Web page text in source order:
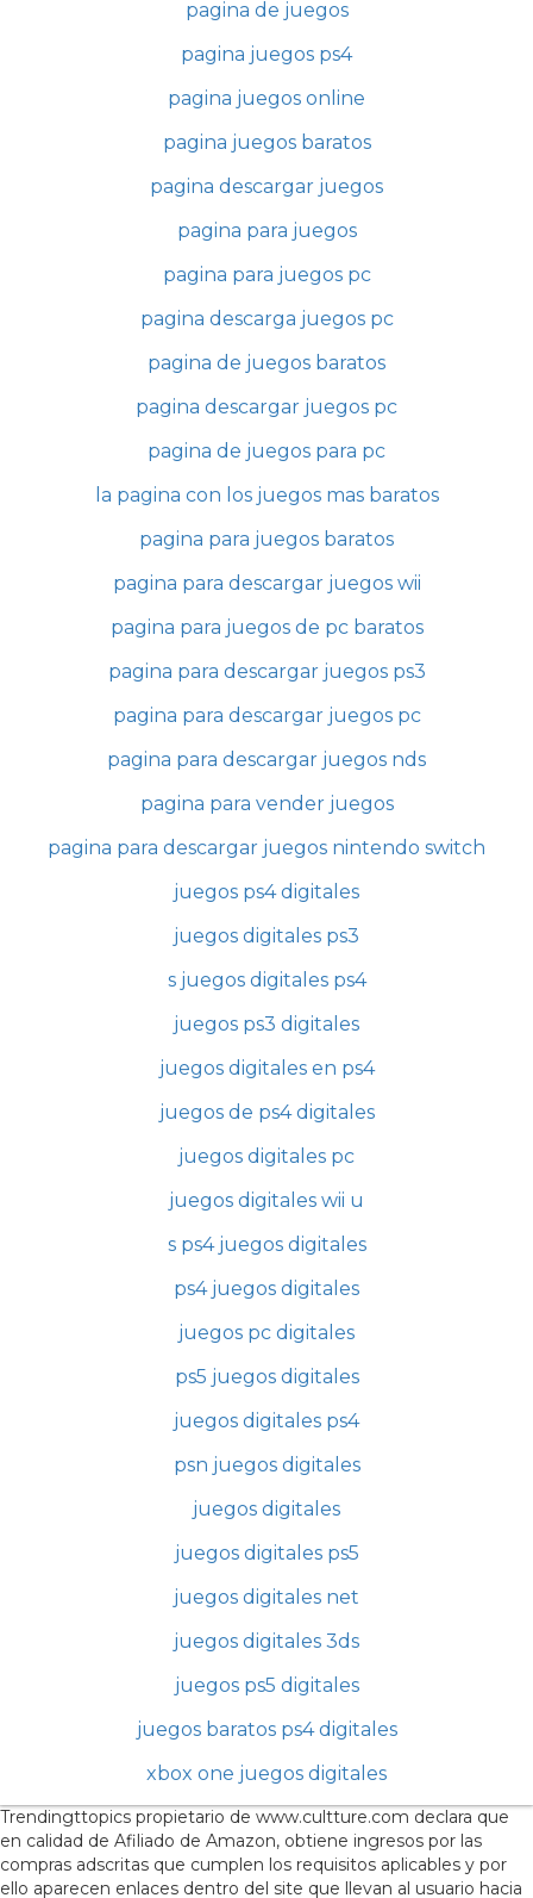
pagina de juegos
pagina juegos ps4
pagina juegos online
pagina juegos baratos
pagina descargar juegos
pagina para juegos
pagina para juegos pc
pagina descarga juegos pc
pagina de juegos baratos
pagina descargar juegos pc
pagina de juegos para pc
la pagina con los juegos mas baratos
pagina para juegos baratos
pagina para descargar juegos wii
pagina para juegos de pc baratos
pagina para descargar juegos ps3
pagina para descargar juegos pc
pagina para descargar juegos nds
pagina para vender juegos
pagina para descargar juegos nintendo switch
juegos ps4 digitales
juegos digitales ps3
s juegos digitales ps4
juegos ps3 digitales
juegos digitales en ps4
juegos de ps4 digitales
juegos digitales pc
juegos digitales wii u
s ps4 juegos digitales
ps4 juegos digitales
juegos pc digitales
ps5 juegos digitales
juegos digitales ps4
psn juegos digitales
juegos digitales
juegos digitales ps5
juegos digitales net
juegos digitales 3ds
juegos ps5 digitales
juegos baratos ps4 digitales
xbox one juegos digitales
Trendingttopics propietario de www.cultture.com declara que
en calidad de Afiliado de Amazon, obtiene ingresos por las
compras adscritas que cumplen los requisitos aplicables y por
ello aparecen enlaces dentro del site que llevan al usuario hacia